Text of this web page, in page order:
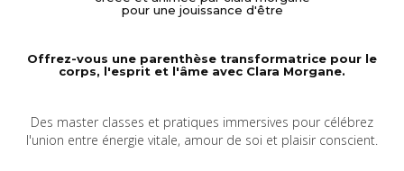
pour une jouissance d'être
Offrez-vous une parenthèse transformatrice pour le
corps, l'esprit et l'âme avec Clara Morgane.
Des master classes et pratiques immersives pour célébrez
l'union entre énergie vitale, amour de soi et plaisir conscient.